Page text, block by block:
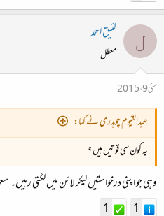
ل لئیق احمد
معطل
مئی 9، 2015
عبدالقیوم چوہدری نے کہا:
یہ کون سی قوتیں ہیں ؟
وہی جو اپنی درخواستیں لیکر لائن میں لگتی رہیں۔
1
1